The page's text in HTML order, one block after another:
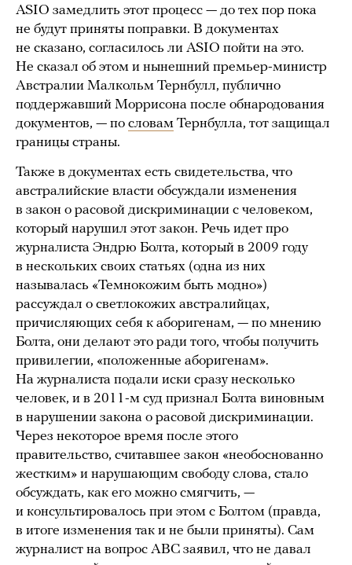
ASIO замедлить этот процесс — до тех пор пока
не будут приняты поправки. В документах
не сказано, согласилось ли ASIO пойти на это.
Не сказал об этом и нынешний премьер-министр
Австралии Малкольм Тернбулл, публично
поддержавший Моррисона после обнародования
документов, — по словам Тернбулла, тот защищал
границы страны.
Также в документах есть свидетельства, что
австралийские власти обсуждали изменения
в закон о расовой дискриминации с человеком,
который нарушил этот закон. Речь идет про
журналиста Эндрю Болта, который в 2009 году
в нескольких своих статьях (одна из них
называлась «Темнокожим быть модно»)
рассуждал о светлокожих австралийцах,
причисляющих себя к аборигенам, — по мнению
Болта, они делают это ради того, чтобы получить
привилегии, «положенные аборигенам».
На журналиста подали иски сразу несколько
человек, и в 2011-м суд признал Болта виновным
в нарушении закона о расовой дискриминации.
Через некоторое время после этого
правительство, считавшее закон «необоснованно
жестким» и нарушающим свободу слова, стало
обсуждать, как его можно смягчить, —
и консультировалось при этом с Болтом (правда,
в итоге изменения так и не были приняты). Сам
журналист на вопрос ABC заявил, что не давал